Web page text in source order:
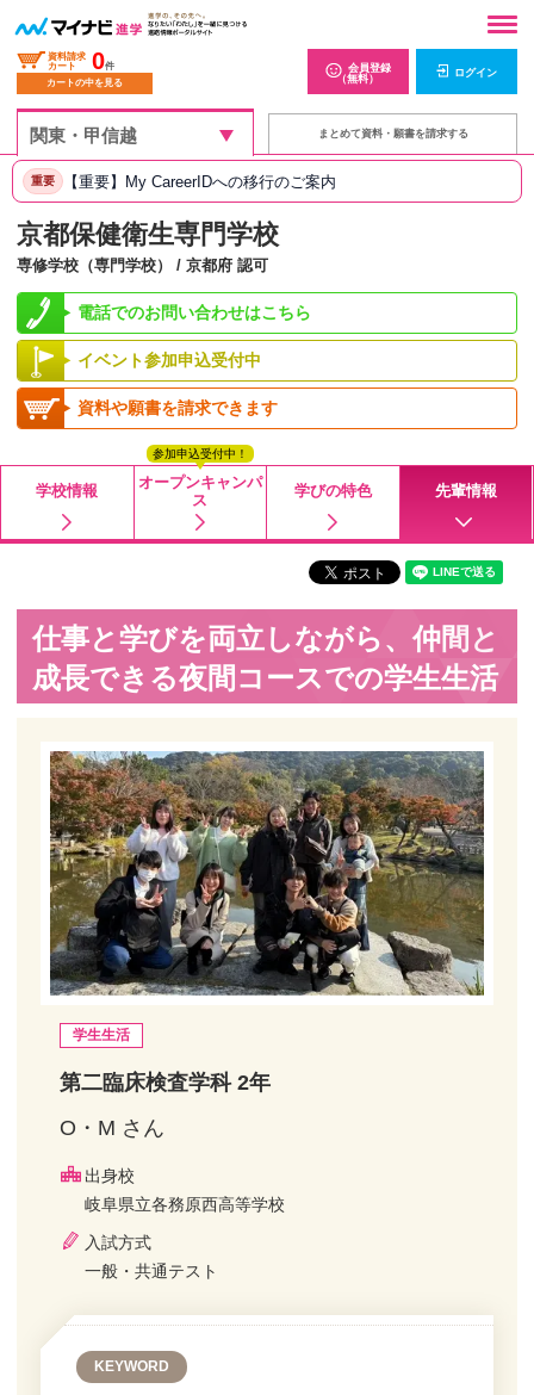
資料請求
カート
0件
カートの中を見る
会員登録
（無料）
ログイン
まとめて資料・願書を請求する
重要 【重要】My CareerIDへの移行のご案内
京都保健衛生専門学校
専修学校（専門学校） / 京都府 認可
電話でのお問い合わせはこちら
イベント参加申込受付中
資料や願書を請求できます
学校情報
オープンキャンパ
ス
参加申込受付中！
学びの特色 先輩情報
仕事と学びを両立しながら、仲間と
成長できる夜間コースでの学生生活
学生生活
第二臨床検査学科 2年
O・M さん
出身校
岐阜県立各務原西高等学校
入試方式
一般・共通テスト
KEYWORD